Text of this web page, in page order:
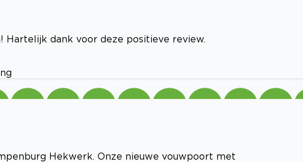
dank voor deze positieve review.
Hekwerk. Onze nieuwe vouwpoort met